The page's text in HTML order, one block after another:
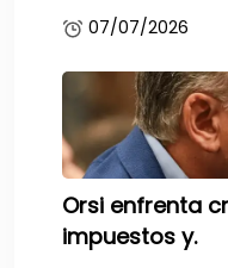
07/07/2026
Orsi enfrenta
impuestos y.